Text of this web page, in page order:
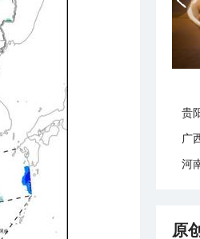
贵
广
河
原